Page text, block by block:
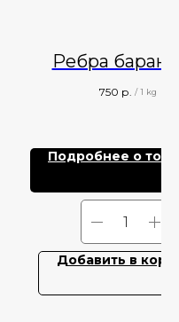
Ребра
750 р. / 1 kg
Подробнее о
Добавить в